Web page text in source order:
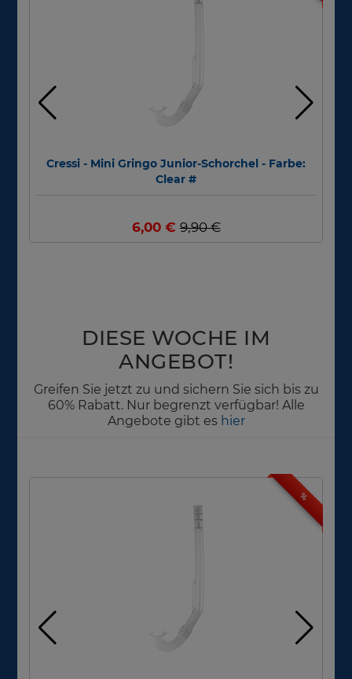
Cressi - Mini Gringo Junior-Schorchel - Farbe:
Clear #
6,00 €9,90 €
DIESE WOCHE IM
ANGEBOT!
Greifen Sie jetzt zu und sichern Sie sich bis zu
60% Rabatt. Nur begrenzt verfügbar! Alle
Angebote gibt es hier
%